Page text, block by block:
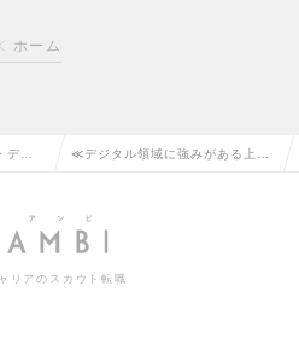
ホーム
デジ
の転職
≪デジタル領域に強みがある上位
型コンサルタントの求人情報
リアのスカウト転職